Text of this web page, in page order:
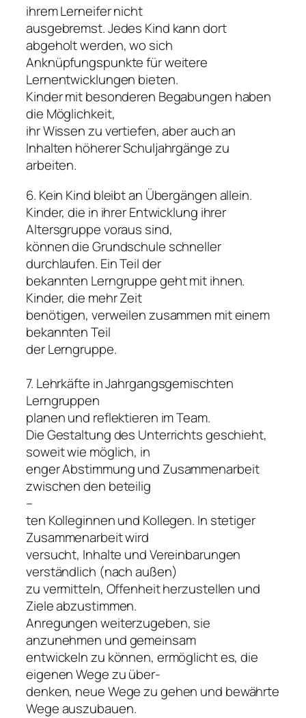
ihrem Lerneifer nicht
ausgebremst. Jedes Kind kann dort
abgeholt werden, wo sich
Anknüpfungspunkte für weitere
Lernentwicklungen bieten.
Kinder mit besonderen Begabungen haben
die Möglichkeit,
ihr Wissen zu vertiefen, aber auch an
Inhalten höherer Schuljahrgänge zu
arbeiten.
6. Kein Kind bleibt an Übergängen allein.
Kinder, die in ihrer Entwicklung ihrer
Altersgruppe voraus sind,
können die Grundschule schneller
durchlaufen. Ein Teil der
bekannten Lerngruppe geht mit ihnen.
Kinder, die mehr Zeit
benötigen, verweilen zusammen mit einem
bekannten Teil
der Lerngruppe.
7. Lehrkäfte in Jahrgangsgemischten
Lerngruppen
planen und reflektieren im Team.
Die Gestaltung des Unterrichts geschieht,
soweit wie möglich, in
enger Abstimmung und Zusammenarbeit
zwischen den beteilig
–
ten Kolleginnen und Kollegen. In stetiger
Zusammenarbeit wird
versucht, Inhalte und Vereinbarungen
verständlich (nach außen)
zu vermitteln, Offenheit herzustellen und
Ziele abzustimmen.
Anregungen weiterzugeben, sie
anzunehmen und gemeinsam
entwickeln zu können, ermöglicht es, die
eigenen Wege zu über-
denken, neue Wege zu gehen und bewährte
Wege auszubauen.